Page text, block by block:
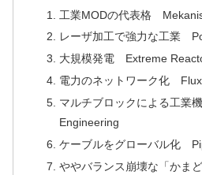
工業MODの代表格
レーザ加工で強力な工業
大規模発電 Extreme
電力のネットワーク化
マルチブロックによる工業
Engineering
ケーブルをグローバル化
ややバランス崩壊な「かま